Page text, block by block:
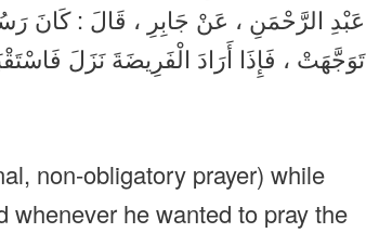
عَبْدِ الرَّحْمَنِ ، عَنْ جَابِرِ ، قَالَ : كَانَ
تَوَجَّهَتْ ، فَإِذَا أَرَادَ الْفَرِيضَةَ نَزَلَ
non-obligatory prayer) while
whenever he wanted to pray the